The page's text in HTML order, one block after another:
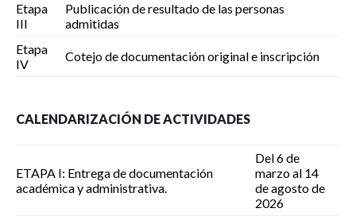
Etapa
III
Publicación de resultado de las personas
admitidas
Etapa
IV
Cotejo de documentación original e inscripción
CALENDARIZACIÓN DE ACTIVIDADES
ETAPA I: Entrega de documentación
académica y administrativa.
Del 6 de
marzo al 14
de agosto de
2026